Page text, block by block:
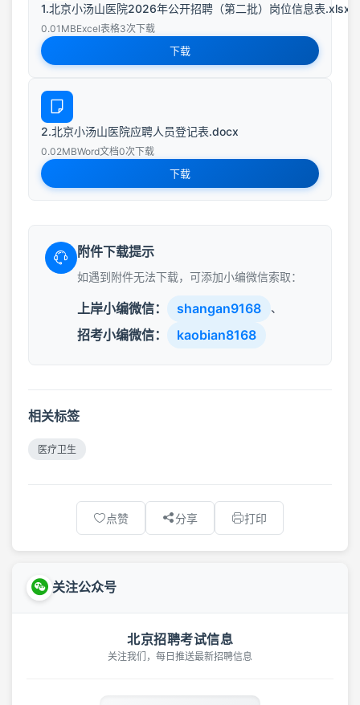
1.北京小汤山医院2026年公开招聘（第二批）岗位信息表.xlsx
0.01MBExcel表格3次下载
下载
2.北京小汤山医院应聘人员登记表.docx
0.02MBWord文档0次下载
下载
附件下载提示
如遇到附件无法下载，可添加小编微信索取：
上岸小编微信： shangan9168 、
招考小编微信： kaobian8168
相关标签
医疗卫生
点赞 分享 打印
关注公众号
北京招聘考试信息
关注我们，每日推送最新招聘信息